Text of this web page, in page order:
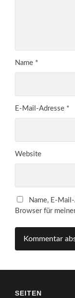
Name *
E-Mail-Adresse *
Website
Name, E-
Browser für
SEITEN